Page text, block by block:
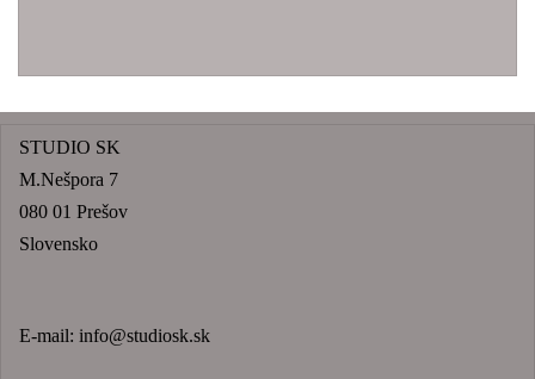
STUDIO SK
M.Nešpora 7
080 01 Prešov
Slovensko
E-mail: info@studiosk.sk